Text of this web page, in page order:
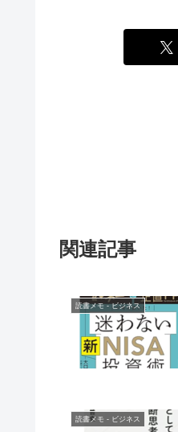
関連記事
読書メモ - ビジネス
読書メモ - ビジネス